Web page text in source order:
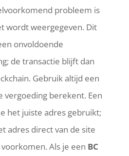
probleem is
wordt weergegeven. Dit
onvoldoende
de transactie blijft dan
Gebruik altijd een
vergoeding berekent. Een
het juiste adres gebruikt;
adres direct van de site
Als je een BC